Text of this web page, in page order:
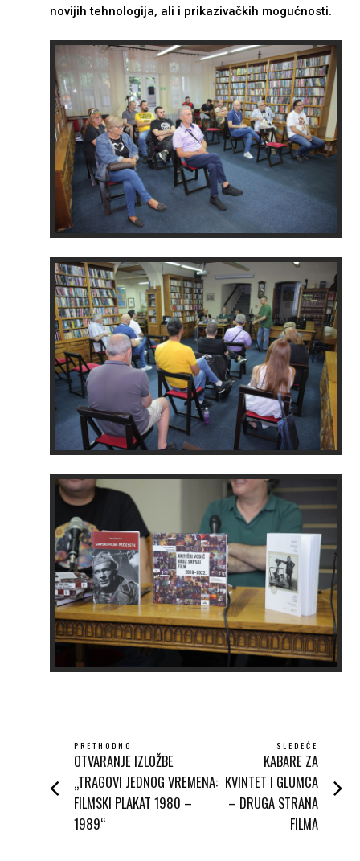
novijih tehnologija, ali i prikazivačkih mogućnosti.
POST
NAVIGATION
PRETHODNO
Prethodni
post:
OTVARANЈE IZLOŽBE
„TRAGOVI JEDNOG VREMENA:
FILMSKI PLAKAT 1980 –
1989“
SLEDEĆE
Next
post:
KABARE ZA
KVINTET I GLUMCA
– DRUGA STRANA
FILMA